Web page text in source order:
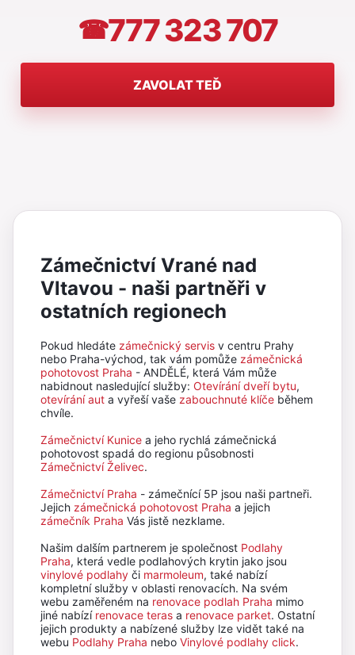
☎777 323 707
ZAVOLAT TEĎ
Zámečnictví Vrané nad
Vltavou - naši partněři v
ostatních regionech
Pokud hledáte zámečnický servis v centru Prahy
nebo Praha-východ, tak vám pomůže zámečnická
pohotovost Praha - ANDĚLÉ, která Vám může
nabidnout nasledující služby: Otevírání dveří bytu,
otevírání aut a vyřeší vaše zabouchnuté klíče během
chvíle.
Zámečnictví Kunice a jeho rychlá zámečnická
pohotovost spadá do regionu působnosti
Zámečnictví Želivec.
Zámečnictví Praha - zámečnící 5P jsou naši partneři.
Jejich zámečnická pohotovost Praha a jejich
zámečník Praha Vás jistě nezklame.
Našim dalším partnerem je společnost Podlahy
Praha, která vedle podlahových krytin jako jsou
vinylové podlahy či marmoleum, také nabízí
kompletní služby v oblasti renovacích. Na svém
webu zaměřeném na renovace podlah Praha mimo
jiné nabízí renovace teras a renovace parket. Ostatní
jejich produkty a nabízené služby lze vidět také na
webu Podlahy Praha nebo Vinylové podlahy click.